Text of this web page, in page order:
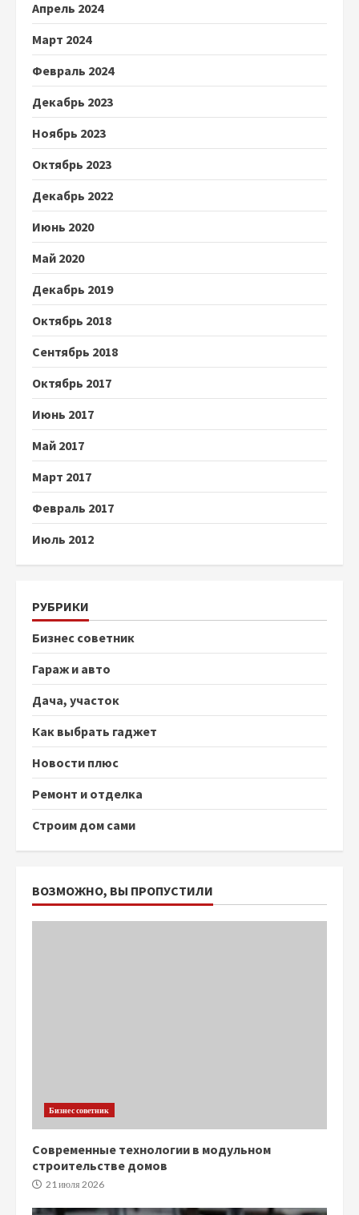
Апрель 2024
Март 2024
Февраль 2024
Декабрь 2023
Ноябрь 2023
Октябрь 2023
Декабрь 2022
Июнь 2020
Май 2020
Декабрь 2019
Октябрь 2018
Сентябрь 2018
Октябрь 2017
Июнь 2017
Май 2017
Март 2017
Февраль 2017
Июль 2012
РУБРИКИ
Бизнес советник
Гараж и авто
Дача, участок
Как выбрать гаджет
Новости плюс
Ремонт и отделка
Строим дом сами
ВОЗМОЖНО, ВЫ ПРОПУСТИЛИ
Бизнес советник
Современные технологии в модульном
строительстве домов
21 июля 2026